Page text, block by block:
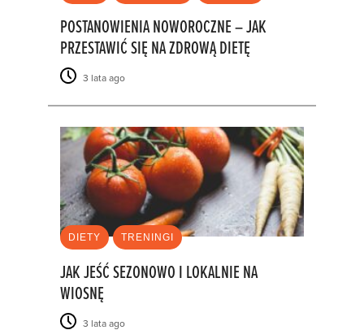
POSTANOWIENIA NOWOROCZNE – JAK
PRZESTAWIĆ SIĘ NA ZDROWĄ DIETĘ
3 lata ago
DIETY TRENINGI
JAK JEŚĆ SEZONOWO I LOKALNIE NA
WIOSNĘ
3 lata ago